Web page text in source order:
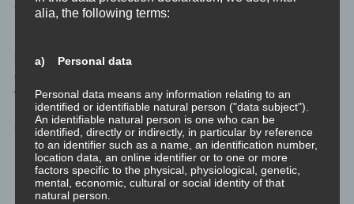
das, was da war beim letzten Mal erzählen.
belastenden Ereignisse einzeln und sehr genau in uns
gespeichert sind, so erinnern wir uns nur an das letzte Mal, als
wir diese Emotion akut gefühlt haben. Das heißt im
Umkehrschluss ganz einfach, als dass die Emotion nichts anders
ist als eine Kette von Erinnerungen an das erste Mal, als die
Emotion in uns aufgetreten ist.
Und da wir uns nur an das vorherige Mal erinnern ist es eine
Kette von Luftmaschen, wie beim Häkeln. Zieht man am Faden
alia, the following terms:
a) Personal data
Personal data means any information relating to an
identified or identifiable natural person ("data subject").
An identifiable natural person is one who can be
identified, directly or indirectly, in particular by reference
to an identifier such as a name, an identification number,
location data, an online identifier or to one or more
factors specific to the physical, physiological, genetic,
mental, economic, cultural or social identity of that
natural person.